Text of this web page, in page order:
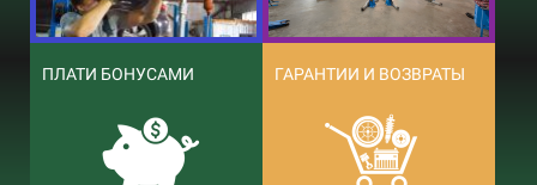
ПЛАТИ БОНУСАМИ ГАРАНТИИ И ВОЗВРАТЫ